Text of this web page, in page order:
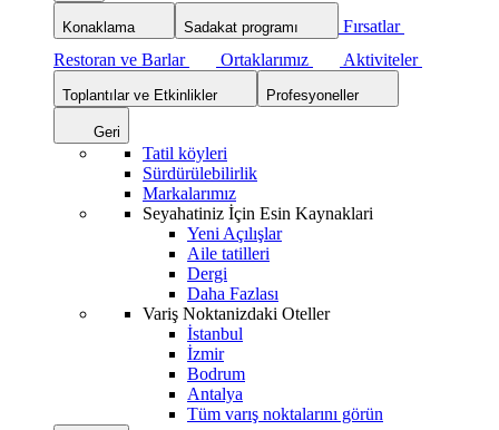
Konaklama Sadakat programı
Fırsatlar
Restoran ve Barlar
Ortaklarımız Aktiviteler
Toplantılar ve Etkinlikler Profesyoneller
Geri
Tatil köyleri
Sürdürülebilirlik
Markalarımız
Seyahatiniz İçin Esin Kaynaklari
Yeni Açılışlar
Aile tatilleri
Dergi
Daha Fazlası
Variş Noktanizdaki Oteller
İstanbul
İzmir
Bodrum
Antalya
Tüm varış noktalarını görün